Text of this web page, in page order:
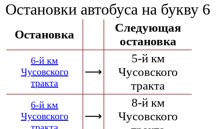
Остановки автобуса на букву 6
Остановка
Следующая
остановка
6-й км
Чусовского
тракта
⟶
5-й км
Чусовского
тракта
6-й км
Чусовского
⟶
8-й км
Чусовского